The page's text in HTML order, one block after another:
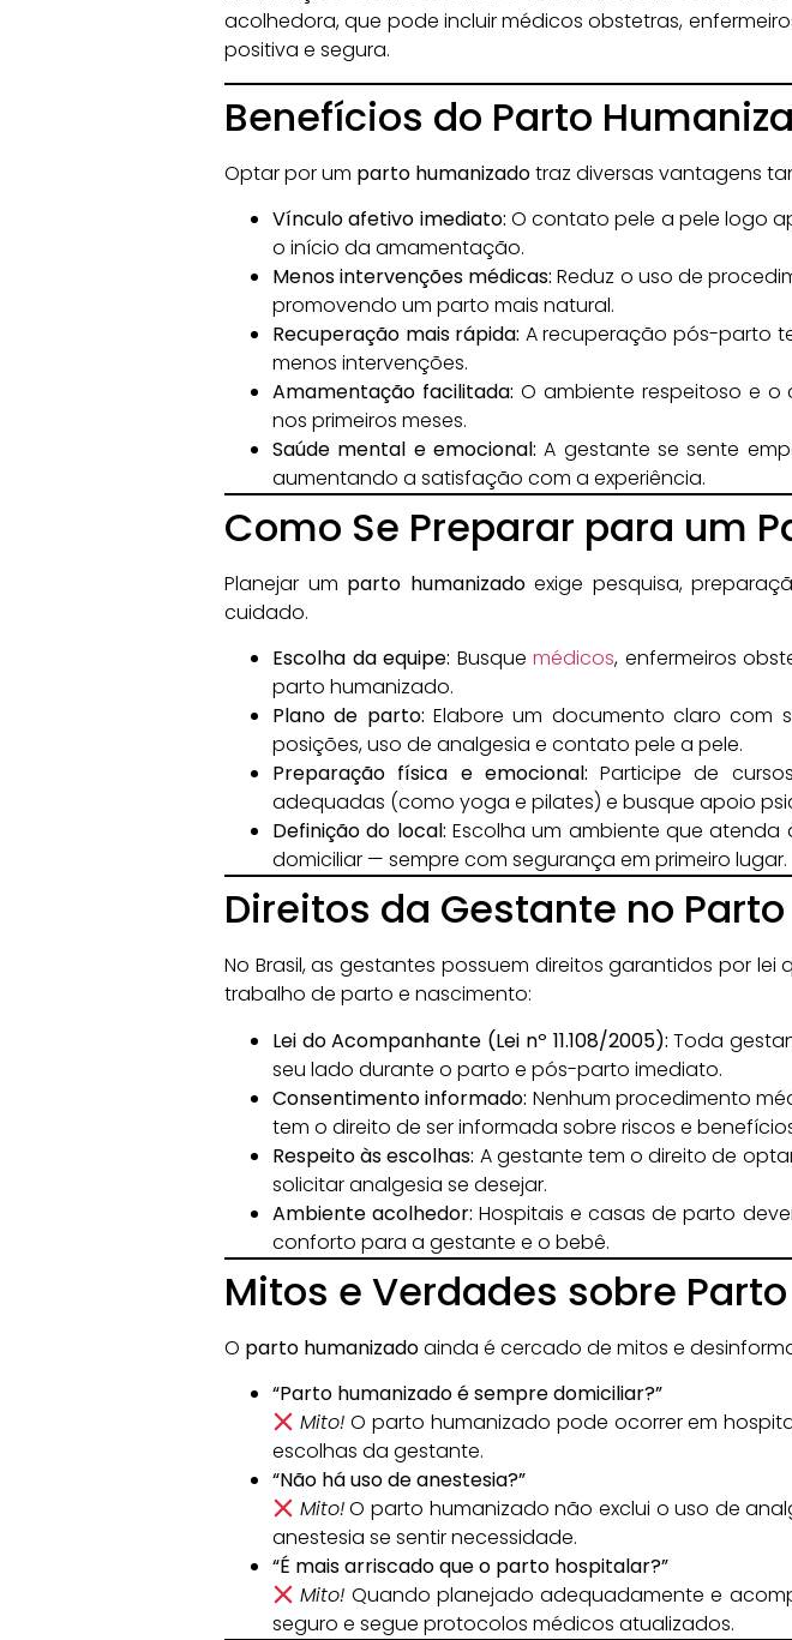
acolhedora, que pode incluir médicos obstetras,
positiva e segura.
Benefícios do Parto
Optar por um parto humanizadotraz diversas vantagens
Vínculo afetivo imediato: O contato pele a pele logo
o início da amamentação.
Menos intervenções médicas: Reduz o uso de
promovendo um parto mais natural.
Recuperação mais rápida: A recuperação pós-parto
menos intervenções.
Amamentação facilitada: O ambiente respeitoso e
nos primeiros meses.
Saúde mental e emocional: A gestante se sente
aumentando a satisfação com a experiência.
Como Se Preparar para um
Planejar um parto humanizadoexige pesquisa,
cuidado.
Escolha da equipe: Busquemédicos, enfermeiros
parto humanizado.
Plano de parto: Elabore um documento claro com
posições, uso de analgesia e contato pele a pele.
Preparação física e emocional: Participe de
adequadas (como yoga e pilates) e busque apoio
Definição do local: Escolha um ambiente que
domiciliar — sempre com segurança em primeiro lugar.
Direitos da Gestante no
No Brasil, as gestantes possuem direitos garantidos por
trabalho de parto e nascimento:
Lei do Acompanhante (Lei nº 11.108/2005): Toda
seu lado durante o parto e pós-parto imediato.
Consentimento informado: Nenhum procedimento
tem o direito de ser informada sobre riscos e
Respeito às escolhas: A gestante tem o direito de
solicitar analgesia se desejar.
Ambiente acolhedor: Hospitais e casas de parto
conforto para a gestante e o bebê.
Mitos e Verdades sobre
O parto humanizadoainda é cercado de mitos e
“Parto humanizado é sempre domiciliar?”
Mito! O parto humanizado pode ocorrer em
escolhas da gestante.
“Não há uso de anestesia?”
Mito!O parto humanizado não exclui o uso de
anestesia se sentir necessidade.
“É mais arriscado que o parto hospitalar?”
Mito! Quando planejado adequadamente e
seguro e segue protocolos médicos atualizados.